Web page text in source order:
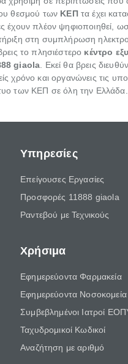
θεσμού των ΚΕΠτα έχει
έχουν πλέον
στη συμπλήρωση
το πλησιέστερο κέντρο
giaola . Εκεί θα βρεις
χρόνο και οργανώνεις τις
των ΚΕΠ σε όλη την Ελλάδα.
Υπηρεσίες
Επείγουσες Εργασίες
Προσφορές 11888 giaola
Ραντεβού με Τεχνικούς
Χρήσιμα
Εφημερεύοντα Φαρμακεία
Εφημερεύοντα Νοσοκομεία
Συμβεβλημένοι Ιατροί
Ταχυδρομικοί Κωδικοί
Αναζήτηση με αριθμό